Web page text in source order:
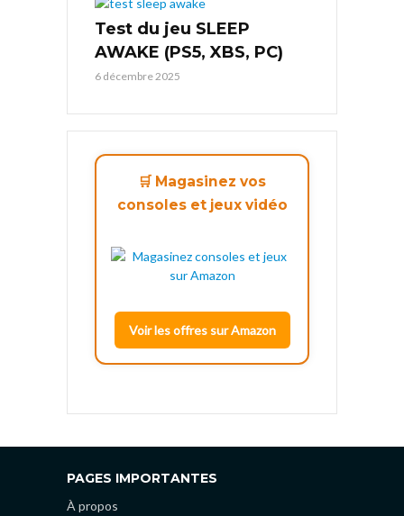
Test du jeu SLEEP
AWAKE (PS5, XBS, PC)
6 décembre 2025
🛒 Magasinez vos
consoles et jeux vidéo
Voir les offres sur Amazon
PAGES IMPORTANTES
À propos